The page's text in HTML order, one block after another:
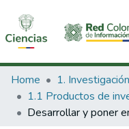
Communities &
All of DSpace
Home